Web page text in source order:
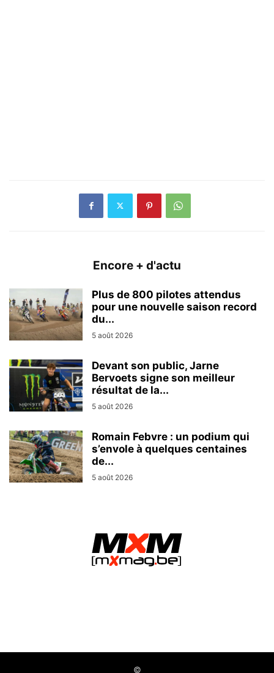
Encore + d'actu
Plus de 800 pilotes attendus
pour une nouvelle saison record
du...
5 août 2026
Devant son public, Jarne
Bervoets signe son meilleur
résultat de la...
5 août 2026
Romain Febvre : un podium qui
s’envole à quelques centaines
de...
5 août 2026
©